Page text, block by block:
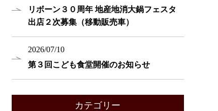
リボーン３０周年 地産地消大鍋フェスタ
出店２次募集（移動販売車）
2026/07/10
第３回こども食堂開催のお知らせ
カテゴリー